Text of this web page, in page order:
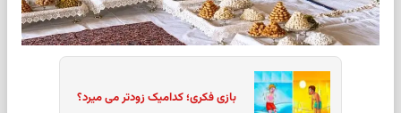
بازی فکری؛ کدامیک زودتر می میرد؟